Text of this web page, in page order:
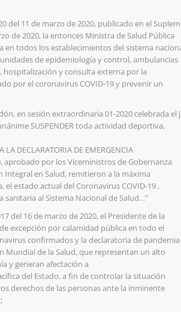
del 11 de marzo de 2020, publicado en el
de 2020, la entonces Ministra de Salud Pública
en todos los establecimientos del sistema
de epidemiología y control, ambulancias
hospitalización y consulta externa por la
por el coronavirus COVID-19 y prevenir un
en sesión extraordinaria 01-2020 celebrada el
SUSPENDER toda actividad deportiva,
DECLARATORIA DE EMERGENCIA
aprobado por los Viceministros de Gobernanza
Integral en Salud, remitieron a la máxima
estado actual del Coronavirus COVID-19 ,
al Sistema Nacional de Salud…”
del 16 de marzo de 2020, el Presidente de la
excepción por calamidad pública en todo el
confirmados y la declaratoria de pandemia
Mundial de la Salud, que representan un alto
y generan afectación a
del Estado, a fin de controlar la situación
derechos de las personas ante la inminente